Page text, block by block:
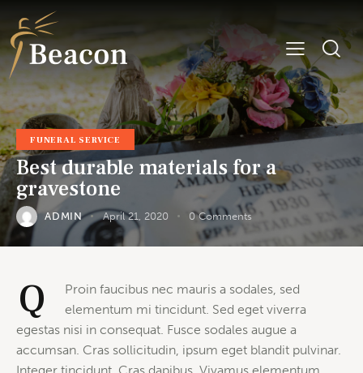
FUNERAL SERVICE
Best durable materials for a
gravestone
ADMIN April 21, 2020 0 Comments
Q
Proin faucibus nec mauris a sodales, sed
elementum mi tincidunt. Sed eget viverra
egestas nisi in consequat. Fusce sodales augue a
accumsan. Cras sollicitudin, ipsum eget blandit pulvinar.